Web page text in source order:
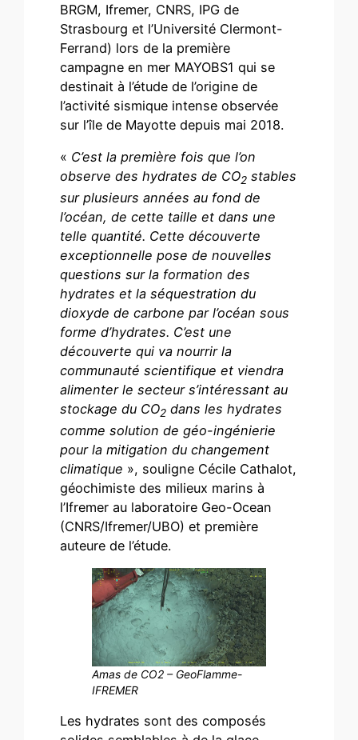
BRGM, Ifremer, CNRS, IPG de
Strasbourg et l’Université Clermont-
Ferrand) lors de la première
campagne en mer MAYOBS1 qui se
destinait à l’étude de l’origine de
l’activité sismique intense observée
sur l’île de Mayotte depuis mai 2018.
« C’est la première fois que l’on
observe des hydrates de CO2 stables
sur plusieurs années au fond de
l’océan, de cette taille et dans une
telle quantité. Cette découverte
exceptionnelle pose de nouvelles
questions sur la formation des
hydrates et la séquestration du
dioxyde de carbone par l’océan sous
forme d’hydrates. C’est une
découverte qui va nourrir la
communauté scientifique et viendra
alimenter le secteur s’intéressant au
stockage du CO2 dans les hydrates
comme solution de géo-ingénierie
pour la mitigation du changement
climatique », souligne Cécile Cathalot,
géochimiste des milieux marins à
l’Ifremer au laboratoire Geo-Ocean
(CNRS/Ifremer/UBO) et première
auteure de l’étude.
Amas de CO2 – GeoFlamme-
IFREMER
Les hydrates sont des composés